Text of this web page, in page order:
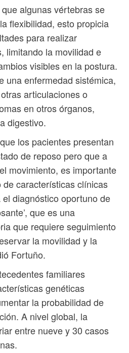
algunas vértebras se
flexibilidad, esto propicia
para realizar
limitando la movilidad e
visibles en la postura.
una enfermedad sistémica,
articulaciones o
en otros órganos,
digestivo.
los pacientes presentan
de reposo pero que a
movimiento, es importante
características clínicas
diagnóstico oportuno de
que es una
que requiere seguimiento
la movilidad y la
Fortuño.
familiares
genéticas
la probabilidad de
A nivel global, la
entre nueve y 30 casos